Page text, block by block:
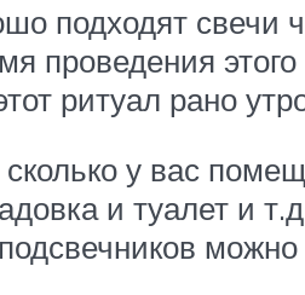
подходят свечи
проведения
ритуал рано
у вас
и туалет и